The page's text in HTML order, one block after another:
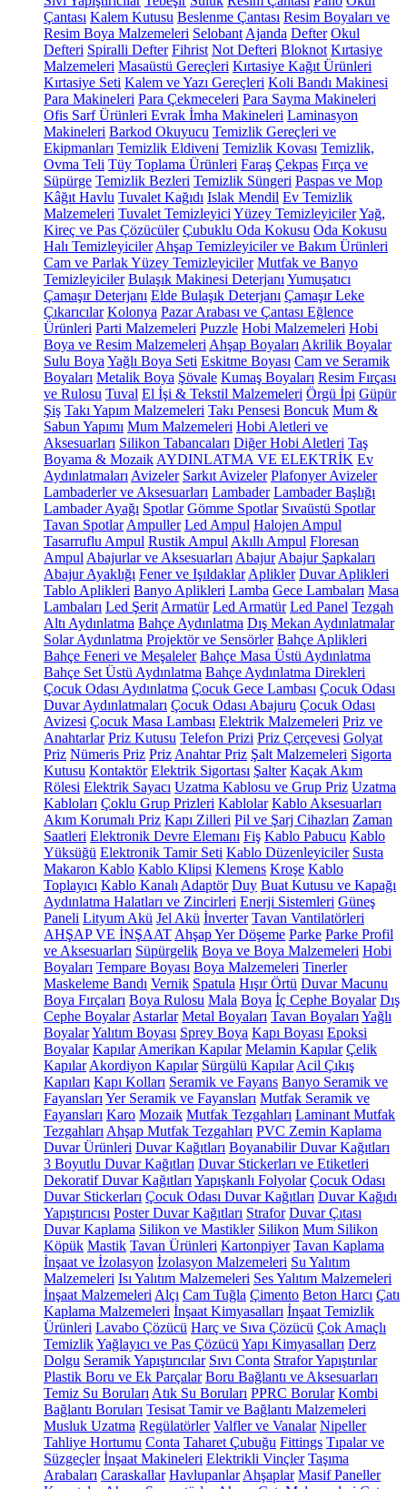
Çantası Kalem Kutusu Beslenme Çantası Resim Boyaları ve
Resim Boya Malzemeleri Selobant Ajanda Defter Okul
Defteri Spiralli Defter Fihrist Not Defteri Bloknot Kırtasiye
Malzemeleri Masaüstü Gereçleri Kırtasiye Kağıt Ürünleri
Kırtasiye Seti Kalem ve Yazı Gereçleri Koli Bandı Makinesi
Para Makineleri Para Çekmeceleri Para Sayma Makineleri
Ofis Sarf Ürünleri Evrak İmha Makineleri Laminasyon
Makineleri Barkod Okuyucu Temizlik Gereçleri ve
Ekipmanları Temizlik Eldiveni Temizlik Kovası Temizlik,
Ovma Teli Tüy Toplama Ürünleri Faraş Çekpas Fırça ve
Süpürge Temizlik Bezleri Temizlik Süngeri Paspas ve Mop
Kâğıt Havlu Tuvalet Kağıdı Islak Mendil Ev Temizlik
Malzemeleri Tuvalet Temizleyici Yüzey TemizleyicilerYağ,
Kireç ve Pas Çözücüler Çubuklu Oda Kokusu Oda Kokusu
Halı Temizleyiciler Ahşap Temizleyiciler ve Bakım Ürünleri
Cam ve Parlak Yüzey Temizleyiciler Mutfak ve Banyo
Temizleyiciler Bulaşık Makinesi Deterjanı Yumuşatıcı
Çamaşır Deterjanı Elde Bulaşık Deterjanı Çamaşır Leke
Çıkarıcılar Kolonya Pazar Arabası ve Çantası Eğlence
Ürünleri Parti Malzemeleri Puzzle Hobi Malzemeleri Hobi
Boya ve Resim Malzemeleri Ahşap Boyaları Akrilik Boyalar
Sulu Boya Yağlı Boya Seti Eskitme Boyası Cam ve Seramik
Boyaları Metalik Boya Şövale Kumaş Boyaları Resim Fırçası
ve Rulosu Tuval El İşi & Tekstil Malzemeleri Örgü İpi Güpür
Şiş Takı Yapım Malzemeleri Takı Pensesi Boncuk Mum &
Sabun Yapımı Mum Malzemeleri Hobi Aletleri ve
Aksesuarları Silikon Tabancaları Diğer Hobi Aletleri Taş
Boyama & Mozaik AYDINLATMA VE ELEKTRİK Ev
Aydınlatmaları Avizeler Sarkıt Avizeler Plafonyer Avizeler
Lambaderler ve Aksesuarları Lambader Lambader Başlığı
Lambader Ayağı Spotlar Gömme Spotlar Sıvaüstü Spotlar
Tavan Spotlar Ampuller Led Ampul Halojen Ampul
Tasarruflu Ampul Rustik Ampul Akıllı Ampul Floresan
Ampul Abajurlar ve Aksesuarları Abajur Abajur Şapkaları
Abajur Ayaklığı Fener ve Işıldaklar Aplikler Duvar Aplikleri
Tablo Aplikleri Banyo Aplikleri Lamba Gece Lambaları Masa
Lambaları Led Şerit Armatür Led Armatür Led Panel Tezgah
Altı Aydınlatma Bahçe Aydınlatma Dış Mekan Aydınlatmalar
Solar Aydınlatma Projektör ve Sensörler Bahçe Aplikleri
Bahçe Feneri ve Meşaleler Bahçe Masa Üstü Aydınlatma
Bahçe Set Üstü Aydınlatma Bahçe Aydınlatma Direkleri
Çocuk Odası Aydınlatma Çocuk Gece Lambası Çocuk Odası
Duvar Aydınlatmaları Çocuk Odası Abajuru Çocuk Odası
Avizesi Çocuk Masa Lambası Elektrik Malzemeleri Priz ve
Anahtarlar Priz Kutusu Telefon Prizi Priz Çerçevesi Golyat
Priz Nümeris Priz Priz Anahtar Priz Şalt Malzemeleri Sigorta
Kutusu Kontaktör Elektrik Sigortası Şalter Kaçak Akım
Rölesi Elektrik Sayacı Uzatma Kablosu ve Grup Priz Uzatma
Kabloları Çoklu Grup Prizleri Kablolar Kablo Aksesuarları
Akım Korumalı Priz Kapı Zilleri Pil ve Şarj Cihazları Zaman
Saatleri Elektronik Devre Elemanı Fiş Kablo Pabucu Kablo
Yüksüğü Elektronik Tamir Seti Kablo Düzenleyiciler Susta
Makaron Kablo Kablo Klipsi Klemens Kroşe Kablo
Toplayıcı Kablo Kanalı Adaptör Duy Buat Kutusu ve Kapağı
Aydınlatma Halatları ve Zincirleri Enerji Sistemleri Güneş
Paneli Lityum Akü Jel Akü İnverter Tavan Vantilatörleri
AHŞAP VE İNŞAAT Ahşap Yer Döşeme Parke Parke Profil
ve Aksesuarları Süpürgelik Boya ve Boya Malzemeleri Hobi
Boyaları Tempare Boyası Boya Malzemeleri Tinerler
Maskeleme Bandı Vernik Spatula Hışır Örtü Duvar Macunu
Boya Fırçaları Boya Rulosu Mala Boya İç Cephe Boyalar Dış
Cephe Boyalar Astarlar Metal Boyaları Tavan Boyaları Yağlı
BoyalarYalıtım Boyası Sprey Boya Kapı Boyası Epoksi
Boyalar Kapılar Amerikan Kapılar Melamin Kapılar Çelik
Kapılar Akordiyon Kapılar Sürgülü Kapılar Acil Çıkış
Kapıları Kapı Kolları Seramik ve Fayans Banyo Seramik ve
Fayansları Yer Seramik ve Fayansları Mutfak Seramik ve
Fayansları Karo Mozaik Mutfak Tezgahları Laminant Mutfak
Tezgahları Ahşap Mutfak Tezgahları PVC Zemin Kaplama
Duvar Ürünleri Duvar Kağıtları Boyanabilir Duvar Kağıtları
3 Boyutlu Duvar Kağıtları Duvar Stickerları ve Etiketleri
Dekoratif Duvar Kağıtları Yapışkanlı Folyolar Çocuk Odası
Duvar Stickerları Çocuk Odası Duvar Kağıtları Duvar Kağıdı
Yapıştırıcısı Poster Duvar Kağıtları Strafor Duvar Çıtası
Duvar Kaplama Silikon ve Mastikler Silikon Mum Silikon
Köpük Mastik Tavan Ürünleri Kartonpiyer Tavan Kaplama
İnşaat ve İzolasyon İzolasyon Malzemeleri Su Yalıtım
Malzemeleri Isı Yalıtım Malzemeleri Ses Yalıtım Malzemeleri
İnşaat Malzemeleri Alçı Cam Tuğla Çimento Beton Harcı Çatı
Kaplama Malzemeleri İnşaat Kimyasalları İnşaat Temizlik
Ürünleri Lavabo Çözücü Harç ve Sıva Çözücü Çok Amaçlı
TemizlikYağlayıcı ve Pas Çözücü Yapı Kimyasalları Derz
Dolgu Seramik Yapıştırıcılar Sıvı Conta Strafor Yapıştırılar
Plastik Boru ve Ek Parçalar Boru Bağlantı ve Aksesuarları
Temiz Su Boruları Atık Su Boruları PPRC Borular Kombi
Bağlantı Boruları Tesisat Tamir ve Bağlantı Malzemeleri
Musluk Uzatma Regülatörler Valfler ve Vanalar Nipeller
Tahliye Hortumu Conta Taharet Çubuğu Fittings Tıpalar ve
Süzgeçler İnşaat Makineleri Elektrikli Vinçler Taşıma
Arabaları Caraskallar Havlupanlar Ahşaplar Masif Paneller